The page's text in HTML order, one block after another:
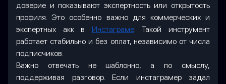
доверие и показывают экспертность или открытость
профиля. Это особенно важно для коммерческих и
экспертных акк в
Инстаграме. Такой инструмент
работает стабильно и без оплат, независимо от числа
подписчиков.
Важно отвечать не шаблонно, а по смыслу,
поддерживая разговор. Если инстаграмер задал